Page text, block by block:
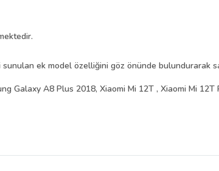
ek model özelliğini göz önünde bulundurarak
Galaxy A8 Plus 2018, Xiaomi Mi 12T , Xiaomi Mi 12T